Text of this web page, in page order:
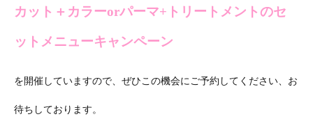
カット＋カラーorパーマ+トリートメントのセ
ットメニューキャンペーン
を開催していますので、ぜひこの機会にご予約してください、お
待ちしております。